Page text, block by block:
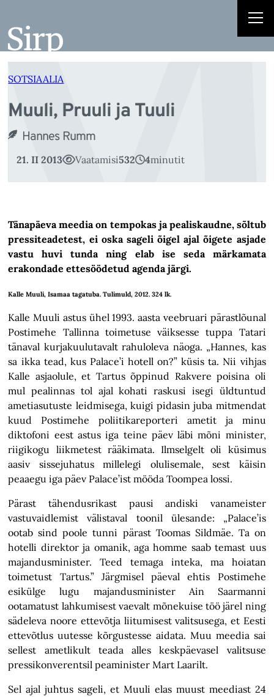
juurde
SOTSIAALIA
Muuli, Pruuli ja Tuuli
Hannes Rumm
21. II 2013 Vaatamisi532 4minutit
Tänapäeva meedia on tempokas ja pealiskaudne, sõltub
pressiteadetest, ei oska sageli õigel ajal õigete asjade
vastu huvi tunda ning elab ise seda märkamata
erakondade ettesöödetud agenda järgi.
Kalle Muuli, Isamaa tagatuba. Tulimuld, 2012. 324 lk.
Kalle Muuli astus ühel 1993. aasta veebruari pärastlõunal
Postimehe Tallinna toimetuse väiksesse tuppa Tatari
tänaval kurjakuulutavalt rahuloleva näoga. „Hannes, kas
sa ikka tead, kus Palace’i hotell on?” küsis ta. Nii vihjas
Kalle asjaolule, et Tartus õppinud Rakvere poisina oli
mul pealinnas tol ajal kohati raskusi isegi üldtuntud
ametiasutuste leidmisega, kuigi pidasin juba mitmendat
kuud Postimehe poliitikareporteri ametit ja minu
diktofoni eest astus iga teine päev läbi mõni minister,
riigikogu liikmetest rääkimata. Ilmselgelt oli küsimus
aasiv sissejuhatus millelegi olulisemale, sest käisin
peaaegu iga päev Palace’ist mööda Toompea lossi.
Pärast tähendusrikast pausi andiski vanameister
vastuvaidlemist välistaval toonil ülesande: „Palace’is
ootab sind poole tunni pärast Toomas Sildmäe. Ta on
hotelli direktor ja omanik, aga homme saab temast uus
majandusminister. Teed temaga inteka, ma hoiatan
toimetust Tartus.” Järgmisel päeval ehtis Postimehe
esikülge lugu majandusminister Ain Saarmanni
ootamatust lahkumisest vaevalt mõnekuise töö järel ning
sädeleva noore ettevõtja liitumisest valitsusega, et Eesti
ettevõtlus uutesse kõrgustesse aidata. Muu meedia sai
sellest ametlikult teada alles keskpäevasel valitsuse
pressikonverentsil peaminister Mart Laarilt.
Sel ajal juhtus sageli, et Muuli elas muust meediast 24